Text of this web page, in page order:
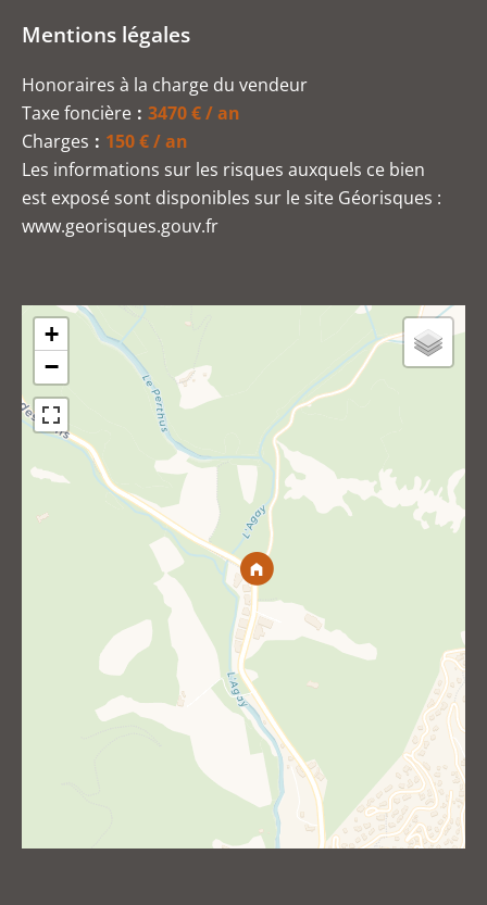
Mentions légales
Honoraires à la charge du vendeur
Taxe foncière
3470 € / an
Charges
150 € / an
Les informations sur les risques auxquels ce bien
est exposé sont disponibles sur le site Géorisques :
www.georisques.gouv.fr
+
−